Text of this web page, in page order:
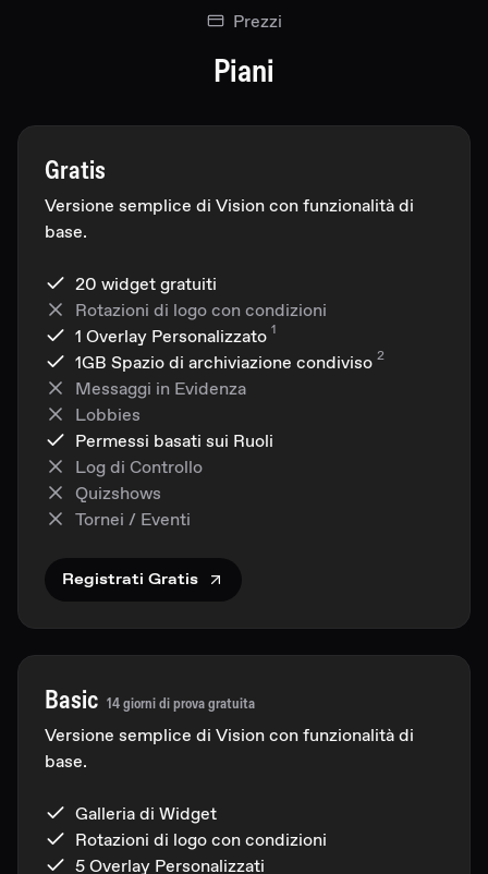
Prezzi
Piani
Gratis
Versione semplice di Vision con funzionalità di
base.
20 widget gratuiti
Rotazioni di logo con condizioni
1 Overlay Personalizzato 1
1GB Spazio di archiviazione condiviso 2
Messaggi in Evidenza
Lobbies
Permessi basati sui Ruoli
Log di Controllo
Quizshows
Tornei / Eventi
Registrati Gratis
Basic 14 giorni di prova gratuita
Versione semplice di Vision con funzionalità di
base.
Galleria di Widget
Rotazioni di logo con condizioni
5 Overlay Personalizzati